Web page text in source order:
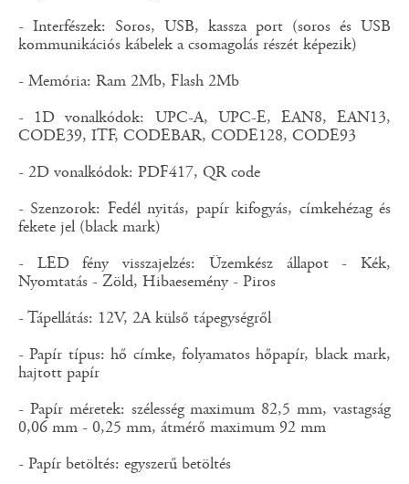
- Interfészek: Soros, USB, kassza port (soros és USB
kommunikációs kábelek a csomagolás részét képezik)
- Memória: Ram 2Mb, Flash 2Mb
- 1D vonalkódok: UPC-A, UPC-E, EAN8, EAN13,
CODE39, ITF, CODEBAR, CODE128, CODE93
- 2D vonalkódok: PDF417, QR code
- Szenzorok: Fedél nyitás, papír kifogyás, címkehézag és
fekete jel (black mark)
- LED fény visszajelzés: Üzemkész állapot - Kék,
Nyomtatás - Zöld, Hibaesemény - Piros
- Tápellátás: 12V, 2A külső tápegységről
- Papír típus: hő címke, folyamatos hőpapír, black mark,
hajtott papír
- Papír méretek: szélesség maximum 82,5 mm, vastagság
0,06 mm - 0,25 mm, átmérő maximum 92 mm
- Papír betöltés: egyszerű betöltés